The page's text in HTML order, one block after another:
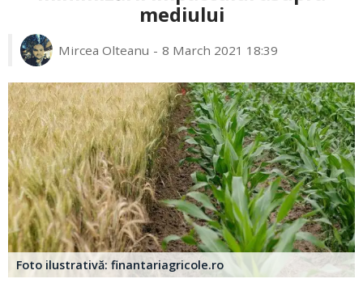
mediului
Mircea Olteanu 8 March 2021 18:39
Foto ilustrativă: finantariagricole.ro